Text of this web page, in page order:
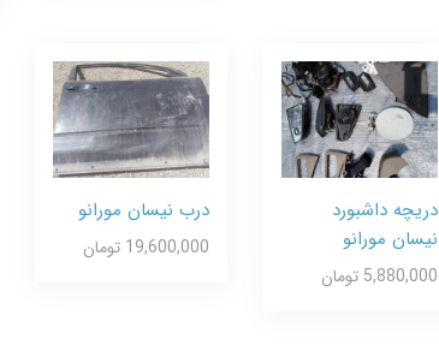
دریچه داشبورد
نیسان مورانو
5,880,000 تومان
درب نیسان مورانو
19,600,000 تومان